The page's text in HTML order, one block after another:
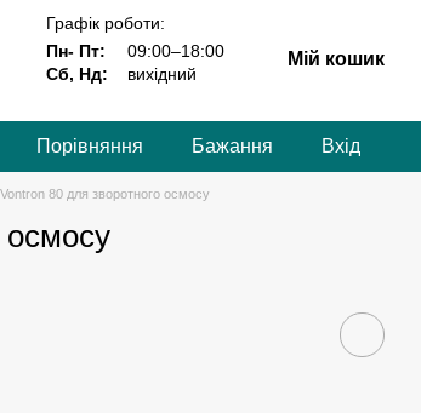
Графік роботи:
Пн- Пт:
09:00–18:00
Сб, Нд:
вихідний
Мій кошик
Порівняння Бажання Вхід
80 для зворотного осмосу